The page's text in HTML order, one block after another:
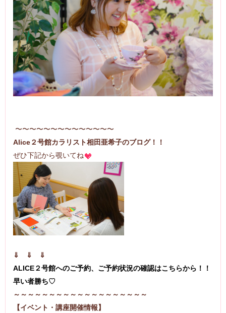
〜〜〜〜〜〜〜〜〜〜〜〜〜〜
Alice２号館カラリスト相田亜希子のブログ！！
ぜひ下記から覗いてね
⇓ ⇓ ⇓
ALICE２号館へのご予約、ご予約状況の確認はこちらから！！
早い者勝ち♡
～～～～～～～～～～～～～～～～～～～
【イベント・講座開催情報】